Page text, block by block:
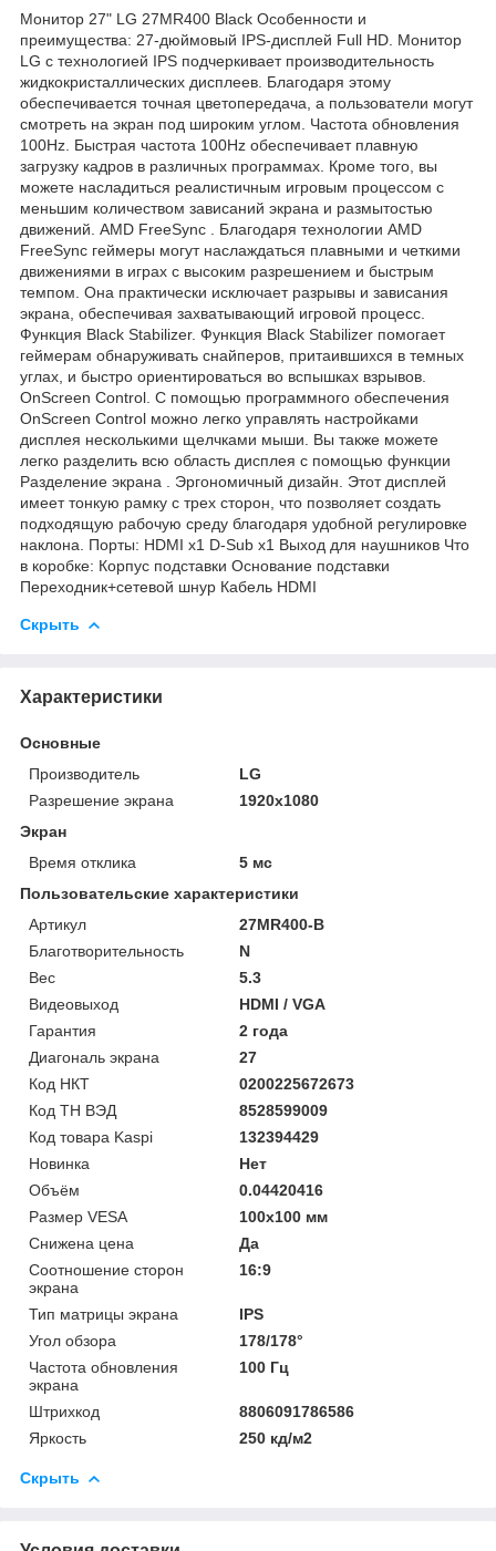
Монитор 27" LG 27MR400 Black Особенности и
преимущества: 27-дюймовый IPS-дисплей Full HD. Монитор
LG с технологией IPS подчеркивает производительность
жидкокристаллических дисплеев. Благодаря этому
обеспечивается точная цветопередача, а пользователи могут
смотреть на экран под широким углом. Частота обновления
100Hz. Быстрая частота 100Hz обеспечивает плавную
загрузку кадров в различных программах. Кроме того, вы
можете насладиться реалистичным игровым процессом с
меньшим количеством зависаний экрана и размытостью
движений. AMD FreeSync . Благодаря технологии AMD
FreeSync геймеры могут наслаждаться плавными и четкими
движениями в играх с высоким разрешением и быстрым
темпом. Она практически исключает разрывы и зависания
экрана, обеспечивая захватывающий игровой процесс.
Функция Black Stabilizer. Функция Black Stabilizer помогает
геймерам обнаруживать снайперов, притаившихся в темных
углах, и быстро ориентироваться во вспышках взрывов.
OnScreen Control. С помощью программного обеспечения
OnScreen Control можно легко управлять настройками
дисплея несколькими щелчками мыши. Вы также можете
легко разделить всю область дисплея с помощью функции
Разделение экрана . Эргономичный дизайн. Этот дисплей
имеет тонкую рамку с трех сторон, что позволяет создать
подходящую рабочую среду благодаря удобной регулировке
наклона. Порты: HDMI x1 D-Sub x1 Выход для наушников Что
в коробке: Корпус подставки Основание подставки
Переходник+сетевой шнур Кабель HDMI
Скрыть
Характеристики
Основные
Производитель
LG
Разрешение экрана
1920x1080
Экран
Время отклика
5 мс
Пользовательские характеристики
Артикул
27MR400-B
Благотворительность
N
Вес
5.3
Видеовыход
HDMI / VGA
Гарантия
2 года
Диагональ экрана
27
Код НКТ
0200225672673
Код ТН ВЭД
8528599009
Код товара Kaspi
132394429
Новинка
Нет
Объём
0.04420416
Размер VESA
100x100 мм
Снижена цена
Да
Соотношение сторон
экрана
16:9
Тип матрицы экрана
IPS
Угол обзора
178/178°
Частота обновления
экрана
100 Гц
Штрихкод
8806091786586
Яркость
250 кд/м2
Скрыть